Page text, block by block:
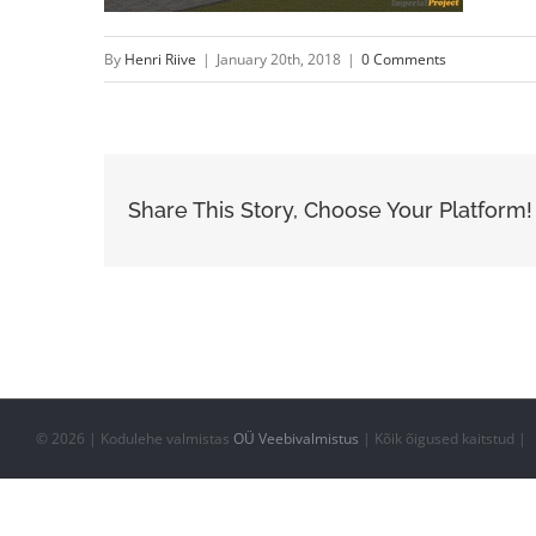
By Henri Riive | January 20th, 2018 | 0 Comments
Share This Story, Choose Your Platform!
© 2026 | Kodulehe valmistas OÜ Veebivalmistus | Kõik õigused kaitstud |